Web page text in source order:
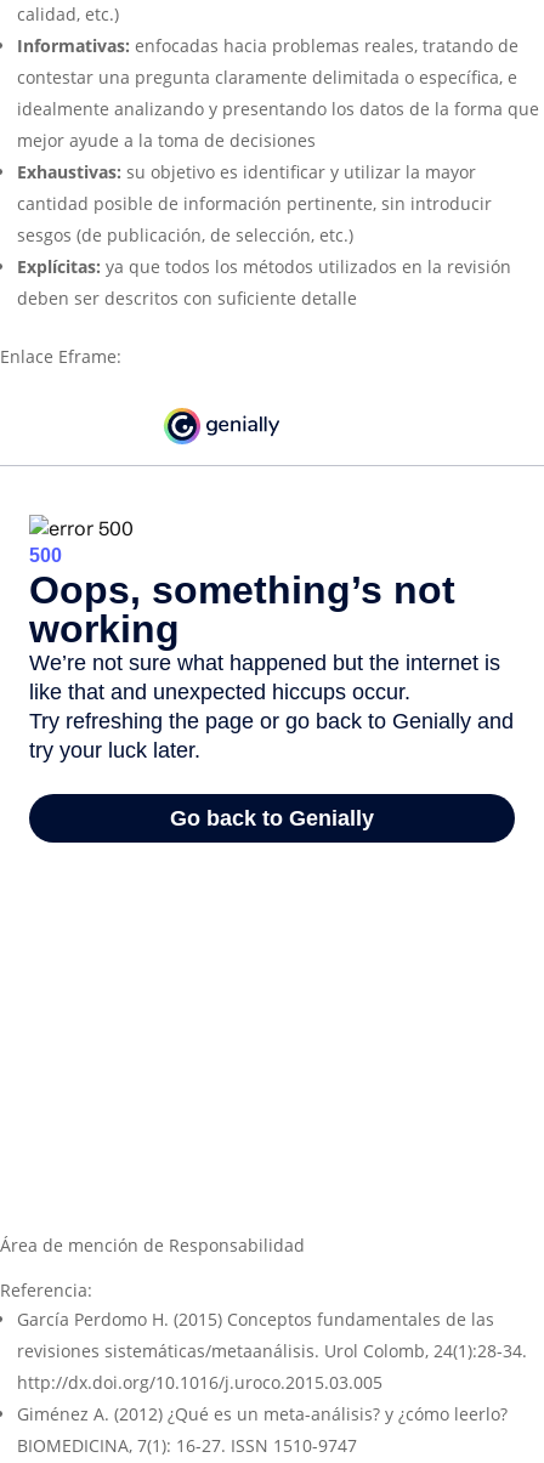
calidad, etc.)
Informativas: enfocadas hacia problemas reales, tratando de
contestar una pregunta claramente delimitada o específica, e
idealmente analizando y presentando los datos de la forma que
mejor ayude a la toma de decisiones
Exhaustivas: su objetivo es identificar y utilizar la mayor
cantidad posible de información pertinente, sin introducir
sesgos (de publicación, de selección, etc.)
Explícitas: ya que todos los métodos utilizados en la revisión
deben ser descritos con suficiente detalle
Enlace Eframe:
Área de mención de Responsabilidad
Referencia:
García Perdomo H. (2015) Conceptos fundamentales de las
revisiones sistemáticas/metaanálisis. Urol Colomb, 24(1):28-34.
http://dx.doi.org/10.1016/j.uroco.2015.03.005
Giménez A. (2012) ¿Qué es un meta-análisis? y ¿cómo leerlo?
BIOMEDICINA, 7(1): 16-27. ISSN 1510-9747